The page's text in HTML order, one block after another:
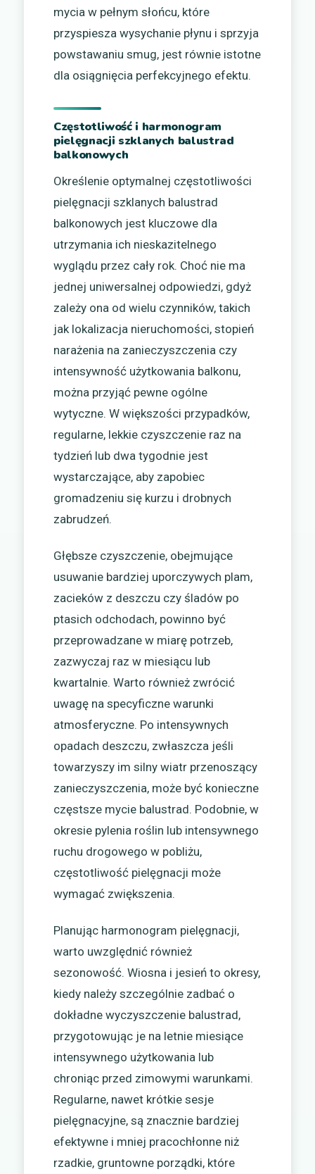
mycia w pełnym słońcu, które
przyspiesza wysychanie płynu i sprzyja
powstawaniu smug, jest równie istotne
dla osiągnięcia perfekcyjnego efektu.
Częstotliwość i harmonogram
pielęgnacji szklanych balustrad
balkonowych
Określenie optymalnej częstotliwości
pielęgnacji szklanych balustrad
balkonowych jest kluczowe dla
utrzymania ich nieskazitelnego
wyglądu przez cały rok. Choć nie ma
jednej uniwersalnej odpowiedzi, gdyż
zależy ona od wielu czynników, takich
jak lokalizacja nieruchomości, stopień
narażenia na zanieczyszczenia czy
intensywność użytkowania balkonu,
można przyjąć pewne ogólne
wytyczne. W większości przypadków,
regularne, lekkie czyszczenie raz na
tydzień lub dwa tygodnie jest
wystarczające, aby zapobiec
gromadzeniu się kurzu i drobnych
zabrudzeń.
Głębsze czyszczenie, obejmujące
usuwanie bardziej uporczywych plam,
zacieków z deszczu czy śladów po
ptasich odchodach, powinno być
przeprowadzane w miarę potrzeb,
zazwyczaj raz w miesiącu lub
kwartalnie. Warto również zwrócić
uwagę na specyficzne warunki
atmosferyczne. Po intensywnych
opadach deszczu, zwłaszcza jeśli
towarzyszy im silny wiatr przenoszący
zanieczyszczenia, może być konieczne
częstsze mycie balustrad. Podobnie, w
okresie pylenia roślin lub intensywnego
ruchu drogowego w pobliżu,
częstotliwość pielęgnacji może
wymagać zwiększenia.
Planując harmonogram pielęgnacji,
warto uwzględnić również
sezonowość. Wiosna i jesień to okresy,
kiedy należy szczególnie zadbać o
dokładne wyczyszczenie balustrad,
przygotowując je na letnie miesiące
intensywnego użytkowania lub
chroniąc przed zimowymi warunkami.
Regularne, nawet krótkie sesje
pielęgnacyjne, są znacznie bardziej
efektywne i mniej pracochłonne niż
rzadkie, gruntowne porządki, które